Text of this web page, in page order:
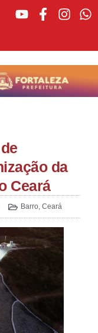
da
Ceará
Barro, Ceará